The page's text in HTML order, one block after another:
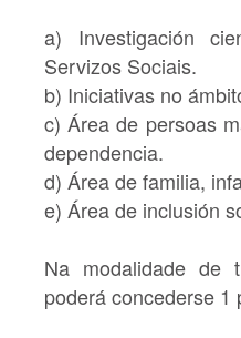
a) Investigación
Servizos Sociais.
b) Iniciativas no
c) Área de persoas
dependencia.
d) Área de familia,
e) Área de inclusión
Na modalidade de
poderá concederse 1